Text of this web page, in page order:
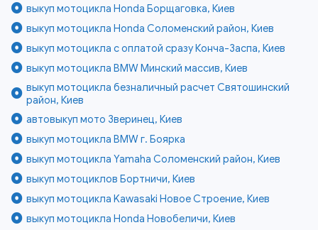
выкуп мотоцикла Honda Борщаговка, Киев
выкуп мотоцикла Honda Соломенский район, Киев
выкуп мотоцикла с оплатой сразу Конча-Заспа, Киев
выкуп мотоцикла BMW Минский массив, Киев
выкуп мотоцикла безналичный расчет Святошинский
район, Киев
автовыкуп мото Зверинец, Киев
выкуп мотоцикла BMW г. Боярка
выкуп мотоцикла Yamaha Соломенский район, Киев
выкуп мотоциклов Бортничи, Киев
выкуп мотоцикла Kawasaki Новое Строение, Киев
выкуп мотоцикла Honda Новобеличи, Киев